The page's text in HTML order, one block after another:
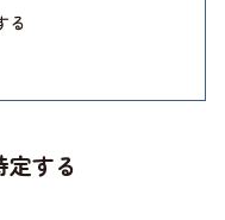
る
する